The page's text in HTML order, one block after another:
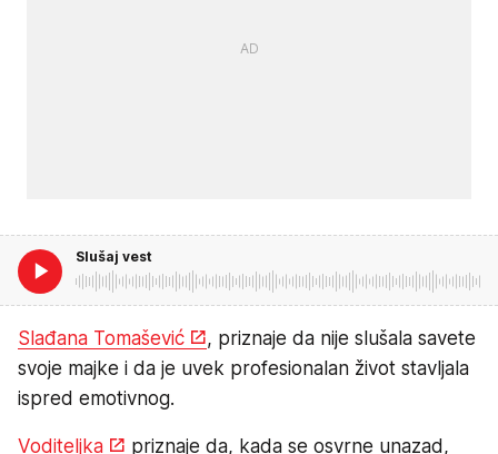
Slušaj vest
Slađana Tomašević
, priznaje da nije slušala savete
svoje majke i da je uvek profesionalan život stavljala
ispred emotivnog.
Voditeljka
priznaje da, kada se osvrne unazad,